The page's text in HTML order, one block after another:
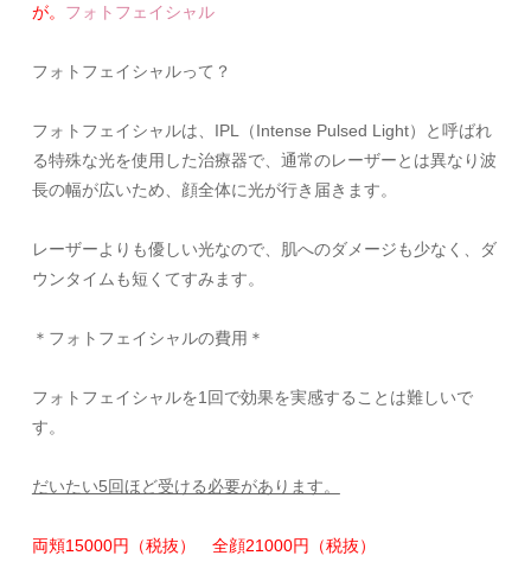
が。 フォトフェイシャル
フォトフェイシャルって？
フォトフェイシャルは、 IPL （Intense Pulsed Light）と呼ばれ
る特殊な光を使用した治療器で、 通常のレーザーとは異なり波
長の幅が広いため、 顔全体に光が行き届きます。
レーザーよりも優しい光なので、肌へのダメージも少なく、
ダ
ウンタイムも短くてすみます。
＊フォトフェイシャルの費用＊
フォトフェイシャルを1 回で効果を実感することは難しいで
す。
だいたい5回ほど受ける必要があります。
両頬15000円（税抜） 全顔21000円（税抜）